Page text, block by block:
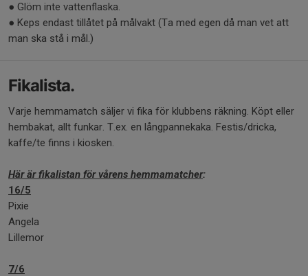
● Glöm inte vattenflaska.
● Keps endast tillåtet på målvakt (Ta med egen då man vet att
man ska stå i mål.)
Fikalista.
Varje hemmamatch säljer vi fika för klubbens räkning. Köpt eller
hembakat, allt funkar. T.ex. en långpannekaka. Festis/dricka,
kaffe/te finns i kiosken.
Här är fikalistan för vårens hemmamatcher:
16/5
Pixie
Angela
Lillemor
7/6